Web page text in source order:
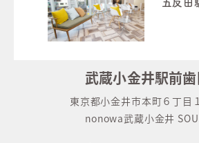
五反田
武蔵小金井駅前
東京都小金井市本町６丁目
nonowa武蔵小金井